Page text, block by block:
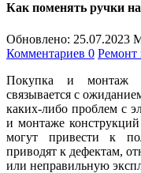
Как поменять ручки
Обновлено: 25.07.2023
Комментариев 0 Ремонт
Покупка и монтаж
связывается с
каких-либо проблем с
и монтаже
могут привести к
приводят к дефектам,
или неправильную